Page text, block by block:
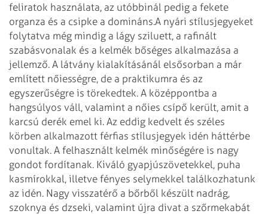
feliratok használata, az utóbbinál pedig a fekete
organza és a csipke a domináns.A nyári stílusjegyeket
folytatva még mindig a lágy sziluett, a rafinált
szabásvonalak és a kelmék bőséges alkalmazása a
jellemző. A látvány kialakításánál elsősorban a már
említett nőiességre, de a praktikumra és az
egyszerűségre is törekedtek. A középpontba a
hangsúlyos váll, valamint a nőies csípő került, amit a
karcsú derék emel ki. Az eddig kedvelt és széles
körben alkalmazott férfias stílusjegyek idén háttérbe
vonultak. A felhasznált kelmék minőségére is nagy
gondot fordítanak. Kiváló gyapjúszövetekkel, puha
kasmírokkal, illetve fényes selymekkel találkozhatunk
az idén. Nagy visszatérő a bőrből készült nadrág,
szoknya és dzseki, valamint újra divat a szőrmekabát